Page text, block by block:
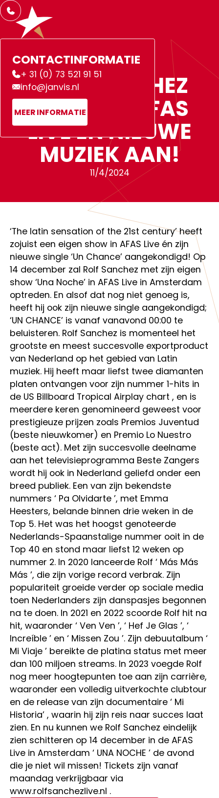
CONTACTINFORMATIE
+ 31 (0) 73 521 91 51
info@janvis.nl
MEER INFORMATIE
NEWS
ROLF SA HEZ
KOND FAS
LIVEÉNNIEUWE
MUZIEKAAN!
11/4/2024
‘The latin sensation of the 21st century’ heeft
zojuist een eigen show in AFAS Live én zijn
nieuwe single ‘Un Chance’ aangekondigd! Op
14 december zal Rolf Sanchez met zijn eigen
show ‘Una Noche’ in AFAS Live in Amsterdam
optreden. En alsof dat nog niet genoeg is,
heeft hij ook zijn nieuwe single aangekondigd;
‘UN CHANCE’ is vanaf vanavond 00:00 te
beluisteren. Rolf Sanchez is momenteel het
grootste en meest succesvolle exportproduct
van Nederland op het gebied van Latin
muziek. Hij heeft maar liefst twee diamanten
platen ontvangen voor zijn nummer 1-hits in
de US Billboard Tropical Airplay chart , en is
meerdere keren genomineerd geweest voor
prestigieuze prijzen zoals Premios Juventud
(beste nieuwkomer) en Premio Lo Nuestro
(beste act). Met zijn succesvolle deelname
aan het televisieprogramma Beste Zangers
wordt hij ook in Nederland geliefd onder een
breed publiek. Een van zijn bekendste
nummers ‘ Pa Olvidarte ’, met Emma
Heesters, belande binnen drie weken in de
Top 5. Het was het hoogst genoteerde
Nederlands-Spaanstalige nummer ooit in de
Top 40 en stond maar liefst 12 weken op
nummer 2. In 2020 lanceerde Rolf ‘ Más Más
Más ’, die zijn vorige record verbrak. Zijn
populariteit groeide verder op sociale media
toen Nederlanders zijn danspasjes begonnen
na te doen. In 2021 en 2022 scoorde Rolf hit na
hit, waaronder ‘ Ven Ven ’, ‘ Hef Je Glas ’, ‘
Increíble ’ en ‘ Missen Zou ’. Zijn debuutalbum ‘
Mi Viaje ’ bereikte de platina status met meer
dan 100 miljoen streams. In 2023 voegde Rolf
nog meer hoogtepunten toe aan zijn carrière,
waaronder een volledig uitverkochte clubtour
en de release van zijn documentaire ‘ Mi
Historia’ , waarin hij zijn reis naar succes laat
zien. En nu kunnen we Rolf Sanchez eindelijk
zien schitteren op 14 december in de AFAS
Live in Amsterdam ‘ UNA NOCHE ’ de avond
die je niet wil missen! Tickets zijn vanaf
maandag verkrijgbaar via
www.rolfsanchezlive.nl .